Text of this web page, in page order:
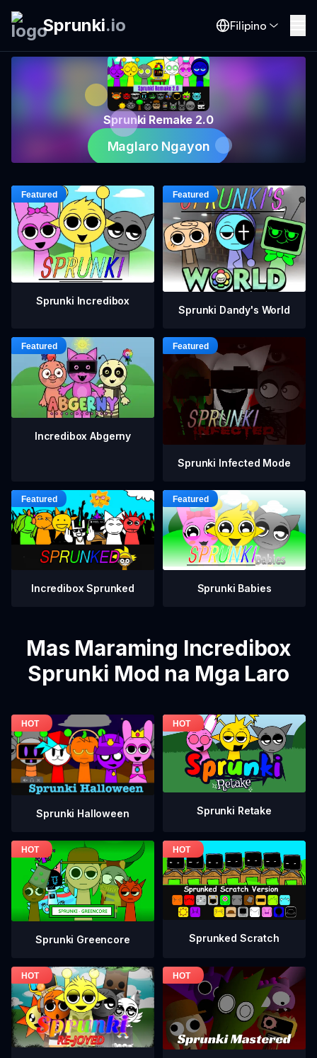
Sprunki.io Filipino
Sprunki Remake 2.0
Maglaro Ngayon
Sprunki Incredibox
Sprunki Dandy's World
Incredibox Abgerny
Sprunki Infected Mode
Incredibox Sprunked Sprunki Babies
Mas Maraming Incredibox
Sprunki Mod na Mga Laro
Sprunki Halloween Sprunki Retake
Sprunki Greencore Sprunked Scratch